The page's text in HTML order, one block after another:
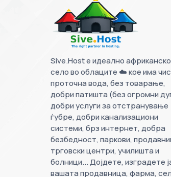
Sive.Host е идеално африканско
село во облаците ☁️ кое има
проточна вода, без товарање,
добри патишта (без огромни
добри услуги за отстранување
ѓубре, добри канализациони
системи, брз интернет, добра
безбедност, паркови,
трговски центри, училишта и
болници... Дојдете, изградете
вашата продавница, фарма,